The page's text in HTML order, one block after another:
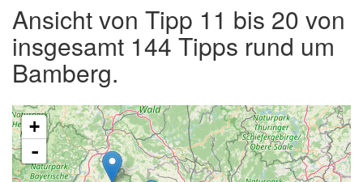
Ansicht von Tipp 11 bis 20 von
insgesamt 144 Tipps rund um
Bamberg.
+
-